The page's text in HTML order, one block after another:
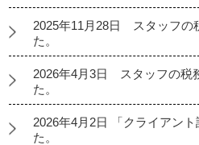
2025年11月28日 スタッフの
た。
2026年4月3日 スタッフの税
た。
2026年4月2日 「クライアン
た。